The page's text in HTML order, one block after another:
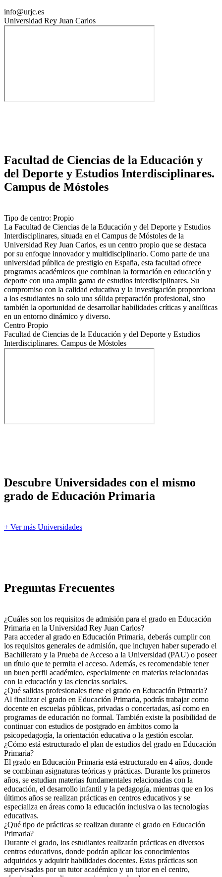
info@urjc.es
Universidad Rey Juan Carlos
Facultad de Ciencias de la Educación y
del Deporte y Estudios Interdisciplinares.
Campus de Móstoles
Tipo de centro: Propio
La Facultad de Ciencias de la Educación y del Deporte y Estudios
Interdisciplinares, situada en el Campus de Móstoles de la
Universidad Rey Juan Carlos, es un centro propio que se destaca
por su enfoque innovador y multidisciplinario. Como parte de una
universidad pública de prestigio en España, esta facultad ofrece
programas académicos que combinan la formación en educación y
deporte con una amplia gama de estudios interdisciplinares. Su
compromiso con la calidad educativa y la investigación proporciona
a los estudiantes no solo una sólida preparación profesional, sino
también la oportunidad de desarrollar habilidades críticas y analíticas
en un entorno dinámico y diverso.
Centro Propio
Facultad de Ciencias de la Educación y del Deporte y Estudios
Interdisciplinares. Campus de Móstoles
Descubre Universidades con el mismo
grado de Educación Primaria
+ Ver más Universidades
Preguntas Frecuentes
¿Cuáles son los requisitos de admisión para el grado en Educación
Primaria en la Universidad Rey Juan Carlos?
Para acceder al grado en Educación Primaria, deberás cumplir con
los requisitos generales de admisión, que incluyen haber superado el
Bachillerato y la Prueba de Acceso a la Universidad (PAU) o poseer
un título que te permita el acceso. Además, es recomendable tener
un buen perfil académico, especialmente en materias relacionadas
con la educación y las ciencias sociales.
¿Qué salidas profesionales tiene el grado en Educación Primaria?
Al finalizar el grado en Educación Primaria, podrás trabajar como
docente en escuelas públicas, privadas o concertadas, así como en
programas de educación no formal. También existe la posibilidad de
continuar con estudios de postgrado en ámbitos como la
psicopedagogía, la orientación educativa o la gestión escolar.
¿Cómo está estructurado el plan de estudios del grado en Educación
Primaria?
El grado en Educación Primaria está estructurado en 4 años, donde
se combinan asignaturas teóricas y prácticas. Durante los primeros
años, se estudian materias fundamentales relacionadas con la
educación, el desarrollo infantil y la pedagogía, mientras que en los
últimos años se realizan prácticas en centros educativos y se
especializa en áreas como la educación inclusiva o las tecnologías
educativas.
¿Qué tipo de prácticas se realizan durante el grado en Educación
Primaria?
Durante el grado, los estudiantes realizarán prácticas en diversos
centros educativos, donde podrán aplicar los conocimientos
adquiridos y adquirir habilidades docentes. Estas prácticas son
supervisadas por un tutor académico y un tutor en el centro,